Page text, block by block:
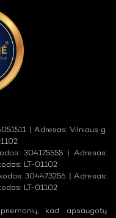
| Adresas: Vilniaus g.
304175555 | Adresas:
LT-01102
304473256 | Adresas:
LT-01102
kad apsaugotų